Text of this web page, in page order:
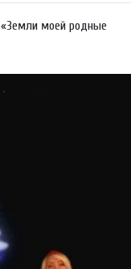
«Земли моей родные